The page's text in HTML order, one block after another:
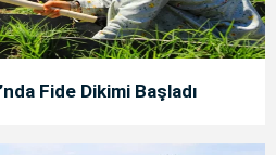
Fide Dikimi Başladı